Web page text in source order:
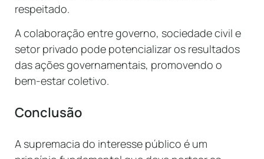
respeitado.
A colaboração entre governo, sociedade civil e
setor privado pode potencializar os resultados
das ações governamentais, promovendo o
bem-estar coletivo.
Conclusão
A supremacia do interesse público é um